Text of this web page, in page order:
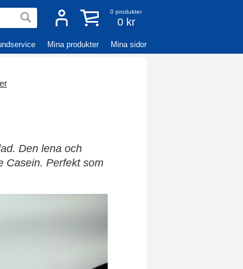
0 produkter
0 kr
Mina produkter Mina sidor
Den lena och
Casein. Perfekt som